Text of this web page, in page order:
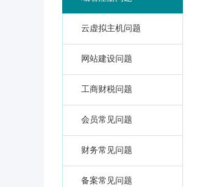
云虚拟主机问题
网站建设问题
工商财税问题
会员常见问题
财务常见问题
备案常见问题